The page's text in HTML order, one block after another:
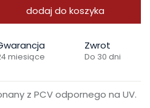
dodaj do koszyka
miesiące
Zwrot
Do 30 dni
z PCV odpornego na UV.